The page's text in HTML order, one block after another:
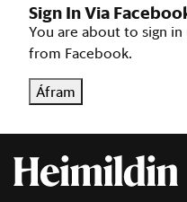
Sign In Via
You are about to sign
from Facebook.
Áfram